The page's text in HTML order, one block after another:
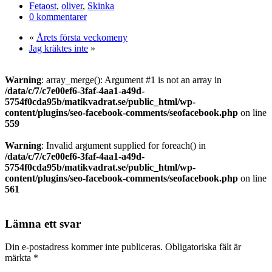
Fetaost, oliver, Skinka
0 kommentarer
« Årets första veckomeny
Jag kräktes inte »
Warning: array_merge(): Argument #1 is not an array in
/data/c/7/c7e00ef6-3faf-4aa1-a49d-
5754f0cda95b/matikvadrat.se/public_html/wp-
content/plugins/seo-facebook-comments/seofacebook.php on line
559
Warning: Invalid argument supplied for foreach() in
/data/c/7/c7e00ef6-3faf-4aa1-a49d-
5754f0cda95b/matikvadrat.se/public_html/wp-
content/plugins/seo-facebook-comments/seofacebook.php on line
561
Lämna ett svar
Din e-postadress kommer inte publiceras. Obligatoriska fält är
märkta *